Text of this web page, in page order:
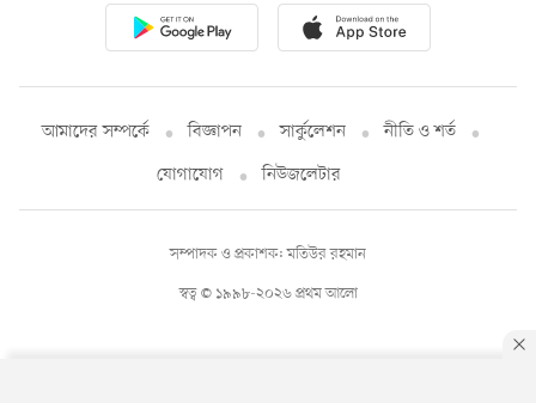
আমাদের সম্পর্কে বিজ্ঞাপন সার্কুলেশন
নীতি ও শর্ত
যোগাযোগ
নিউজলেটার
স্বত্ব © ১৯৯৮-২০২৬ প্রথম আলো
সম্পাদক ও প্রকাশক: মতিউর রহমান